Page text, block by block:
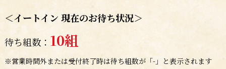
＜イートイン 現在のお待ち状況＞
待ち組数： 10組
※営業時間外または受付終了時は待ち組数が「-」と表示されます